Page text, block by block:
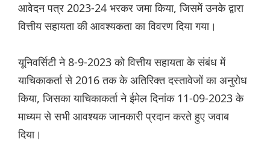
आवेदन पत्र 2023-24 भरकर जमा किया, जिसमें उनके द्वारा
वित्तीय सहायता की आवश्यकता का विवरण दिया गया।
यूनिवर्सिटी ने 8-9-2023 को वित्तीय सहायता के संबंध में
याचिकाकर्ता से 2016 तक के अतिरिक्त दस्तावेजों का अनुरोध
किया, जिसका याचिकाकर्ता ने ईमेल दिनांक 11-09-2023 के
माध्यम से सभी आवश्यक जानकारी प्रदान करते हुए जवाब
दिया।